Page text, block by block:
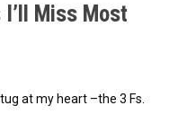
I’ll Miss Most
at my heart –the 3 Fs.